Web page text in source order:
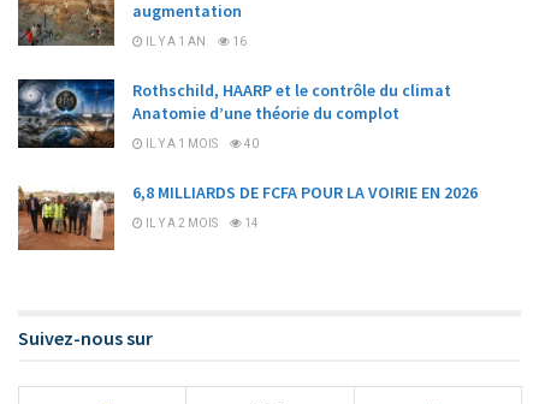
augmentation
IL Y A 1 AN 16
Rothschild, HAARP et le contrôle du climat
Anatomie d’une théorie du complot
IL Y A 1 MOIS 40
6,8 MILLIARDS DE FCFA POUR LA VOIRIE EN 2026
IL Y A 2 MOIS 14
Suivez-nous sur